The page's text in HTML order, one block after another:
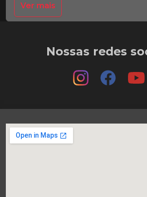
Ver mais
Nossas redes